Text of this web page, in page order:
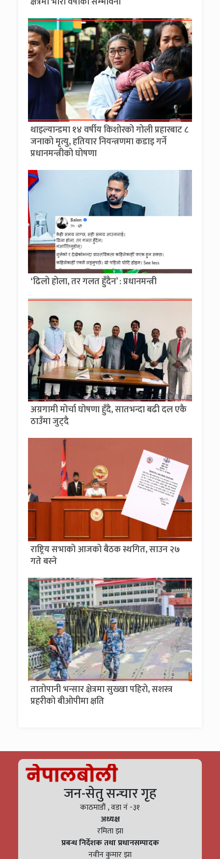
थाइल्यान्डमा १४ वर्षीय किशोरको गोली प्रहारबाट ८
जनाको मृत्यु, हतियार नियन्त्रणमा कडाइ गर्ने
प्रधानमन्त्रीको घोषणा
‘ढिलो होला, तर गलत हुँदैन’ : प्रधानमन्त्री
अग्रगामी मोर्चा घोषणा हुँदै, सातभन्दा बढी दल एकै
ठाउँमा जुट्दै
राष्ट्रिय सभाको आजको बैठक स्थगित, साउन २७
गते बस्ने
तातोपानी भन्सार क्षेत्रमा सुख्खा पहिरो, सशस्त्र
प्रहरीको बीओपीमा क्षति
जन-सेतु सन्चार गृह
काठमाडौं , वडा नं -३१
अध्यक्ष
रमिता झा
प्रबन्ध निर्देशक तथा प्रधानसम्पादक
नवीन कुमार झा